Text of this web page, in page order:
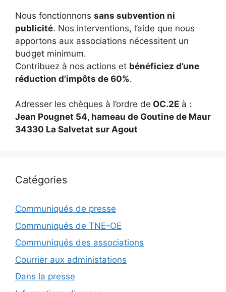
Nous fonctionnons sans subvention ni
publicité. Nos interventions, l’aide que nous
apportons aux associations nécessitent un
budget minimum.
Contribuez à nos actions et bénéficiez d’une
réduction d’impôts de 60%.
Adresser les chèques à l’ordre de OC.2E à :
Jean Pougnet 54, hameau de Goutine de Maur
34330 La Salvetat sur Agout
Catégories
Communiqués de presse
Communiqués de TNE-OE
Communiqués des associations
Courrier aux administations
Dans la presse